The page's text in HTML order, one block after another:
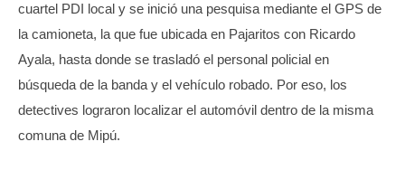
cuartel PDI local y se inició una pesquisa mediante el GPS de
la camioneta, la que fue ubicada en Pajaritos con Ricardo
Ayala, hasta donde se trasladó el personal policial en
búsqueda de la banda y el vehículo robado. Por eso, los
detectives lograron localizar el automóvil dentro de la misma
comuna de Mipú.